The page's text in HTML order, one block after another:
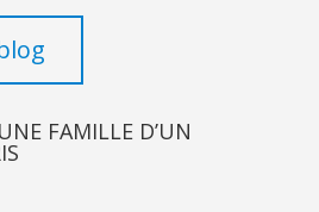
FAMILLE D’UN